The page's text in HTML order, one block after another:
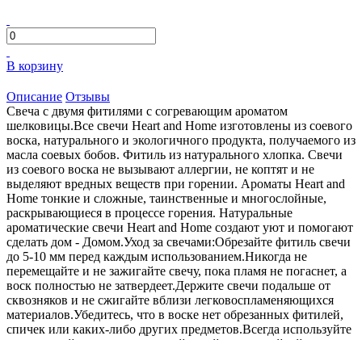
В корзину
Описание Отзывы
Свеча с двумя фитилями с согревающим ароматом
шелковицы.Все свечи Heart and Home изготовлены из соевого
воска, натурального и экологичного продукта, получаемого из
масла соевых бобов. Фитиль из натурального хлопка. Свечи
из соевого воска не вызывают аллергии, не коптят и не
выделяют вредных веществ при горении. Ароматы Heart and
Home тонкие и сложные, таинственные и многослойные,
раскрывающиеся в процессе горения. Натуральные
ароматические свечи Heart and Home создают уют и помогают
сделать дом - Домом.Уход за свечами:Обрезайте фитиль свечи
до 5-10 мм перед каждым использованием.Никогда не
перемещайте и не зажигайте свечу, пока пламя не погаснет, а
воск полностью не затвердеет.Держите свечи подальше от
сквозняков и не сжигайте вблизи легковоспламеняющихся
материалов.Убедитесь, что в воске нет обрезанных фитилей,
спичек или каких-либо других предметов.Всегда используйте